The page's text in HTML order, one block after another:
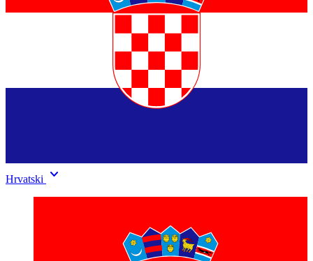
Hrvatski keyboard_arrow_down